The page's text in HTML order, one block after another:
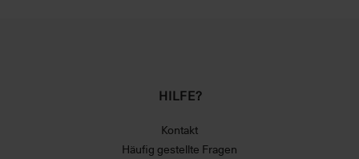
HILFE?
Kontakt
Häufig gestellte Fragen